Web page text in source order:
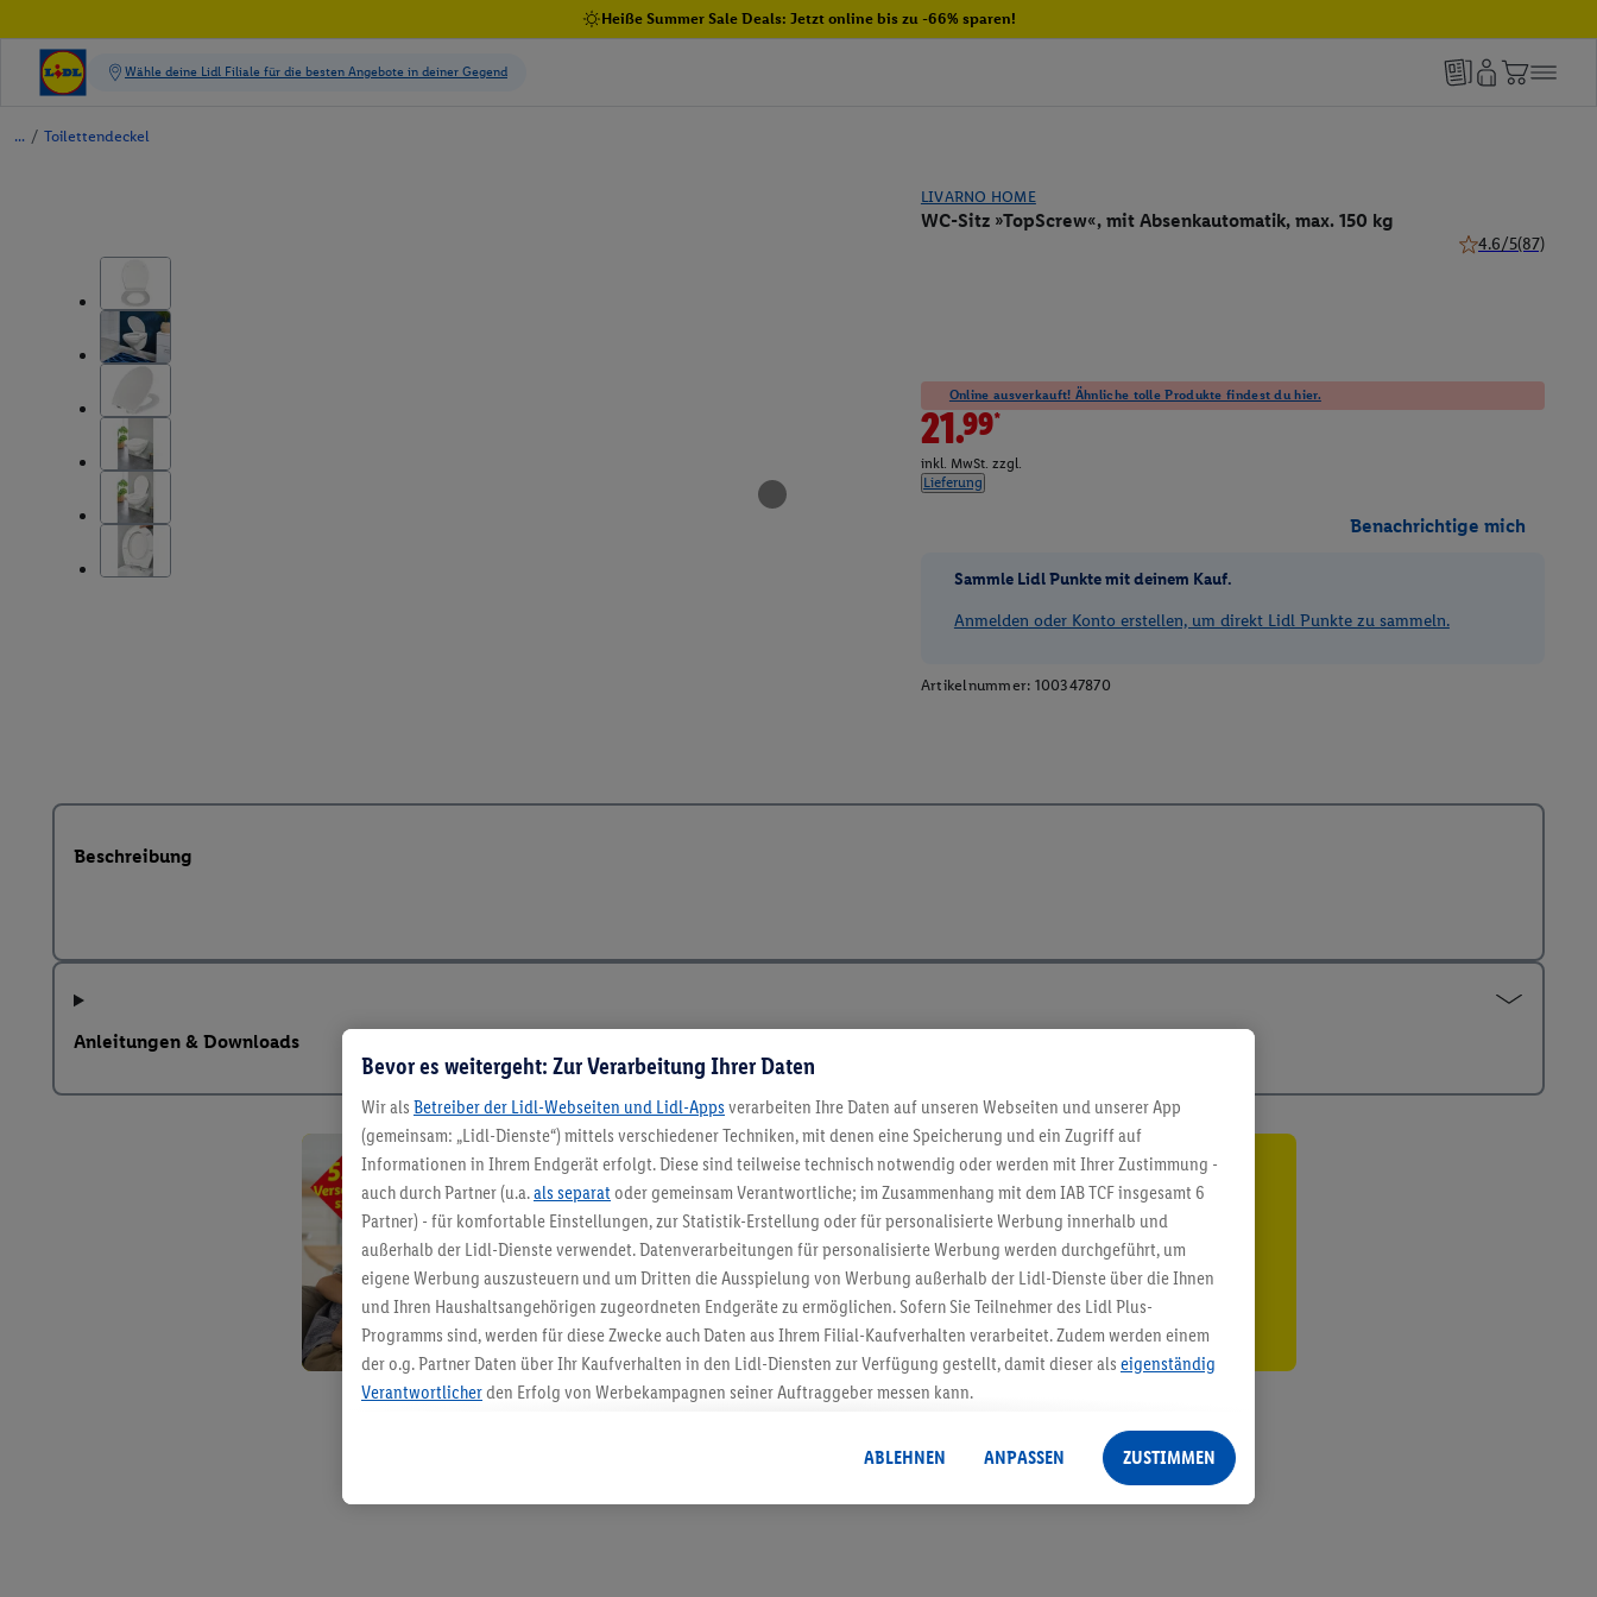
Heiße Summer Sale Deals: Jetzt online bis zu -66% sparen!
/ Toilettendeckel
LIVARNO HOME
WC-Sitz »TopScrew«, mit Absenkautomatik, max. 150 kg
4.6/5(87)
Online ausverkauft! Ähnliche tolle Produkte findest du hier.
21.99*
inkl. MwSt. zzgl.
Lieferung
Benachrichtige mich
Sammle Lidl Punkte mit deinem Kauf.
Anmelden oder Konto erstellen, um direkt Lidl Punkte zu sammeln.
Artikelnummer: 100347870
Beschreibung
Anleitungen & Downloads
5.95 € Versand sparen³²ᵃ
Jetzt zum Newsletter anmelden
Gutschein sichern!
Bevor es weitergeht: Zur Verarbeitung Ihrer Daten
Wir als Betreiber der Lidl-Webseiten und Lidl-Apps verarbeiten Ihre Daten auf unseren Webseiten und unserer App
(gemeinsam: „Lidl-Dienste“) mittels verschiedener Techniken, mit denen eine Speicherung und ein Zugriff auf
Informationen in Ihrem Endgerät erfolgt. Diese sind teilweise technisch notwendig oder werden mit Ihrer Zustimmung -
auch durch Partner (u.a.als separat oder gemeinsam Verantwortliche; im Zusammenhang mit dem IAB TCF insgesamt 6
Partner) - für komfortable Einstellungen, zur Statistik-Erstellung oder für personalisierte Werbung innerhalb und
außerhalb der Lidl-Dienste verwendet. Datenverarbeitungen für personalisierte Werbung werden durchgeführt, um
eigene Werbung auszusteuern und um Dritten die Ausspielung von Werbung außerhalb der Lidl-Dienste über die Ihnen
und Ihren Haushaltsangehörigen zugeordneten Endgeräte zu ermöglichen. Sofern Sie Teilnehmer des Lidl Plus-
Programms sind, werden für diese Zwecke auch Daten aus Ihrem Filial-Kaufverhalten verarbeitet. Zudem werden einem
der o.g. Partner Daten über Ihr Kaufverhalten in den Lidl-Diensten zur Verfügung gestellt, damit dieser als eigenständig
Verantwortlicherden Erfolg von Werbekampagnen seiner Auftraggeber messen kann.
angereicherten Profilen. Dies umfasst die Zusammenführung von Daten (z.B. über Ihre Nutzung der Lidl-Dienste, Ihr
Kaufverhalten in den Lidl-Diensten, Informationen aus Ihrem Kundenkonto - z.B. Alter oder Geschlecht - sowie Ihre
genauen Standortdaten) auch über verschiedene Endgeräte und Lidl-Dienste hinweg einschließlich dem Speichern von
ABLEHNEN ANPASSEN ZUSTIMMEN